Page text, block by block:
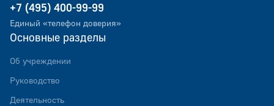
+7 (495) 400-99-99
Единый «телефон доверия»
Основные разделы
Об учреждении
Руководство
Деятельность